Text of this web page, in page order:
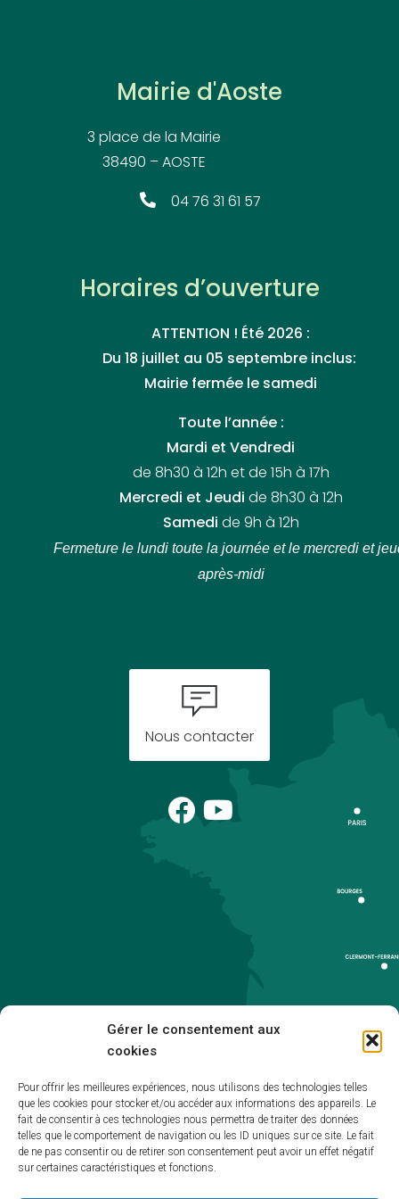
Gérer le consentement aux
cookies
Pour offrir les meilleures expériences, nous utilisons des technologies telles
que les cookies pour stocker et/ou accéder aux informations des appareils. Le
fait de consentir à ces technologies nous permettra de traiter des données
telles que le comportement de navigation ou les ID uniques sur ce site. Le fait
de ne pas consentir ou de retirer son consentement peut avoir un effet négatif
sur certaines caractéristiques et fonctions.
Mairie d'Aoste
3 place de la Mairie
38490 – AOSTE
04 76 31 61 57
Horaires d’ouverture
ATTENTION ! Été 2026 :
Du 18 juillet au 05 septembre inclus:
Mairie fermée le samedi
Toute l’année :
Mardi et Vendredi
de 8h30 à 12h et de 15h à 17h
Mercredi et Jeudi de 8h30 à 12h
Samedi de 9h à 12h
Fermeture le lundi toute la journée et le mercredi et
après-midi
Nous contacter
Accessibilité